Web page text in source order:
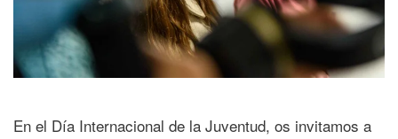
En el Día Internacional de la Juventud, os invitamos a